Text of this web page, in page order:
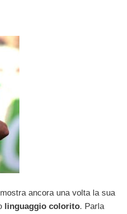
ancora una volta la sua
linguaggio colorito. Parla